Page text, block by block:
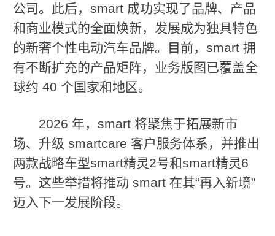
公司。此后，smart 成功实现了品牌、产品
和商业模式的全面焕新，发展成为独具特色
的新奢个性电动汽车品牌。目前，smart 拥
有不断扩充的产品矩阵，业务版图已覆盖全
球约 40 个国家和地区。
2026 年，smart 将聚焦于拓展新市
场、升级 smartcare 客户服务体系，并推出
两款战略车型smart精灵2号和smart精灵6
号。这些举措将推动 smart 在其“再入新境”
迈入下一发展阶段。